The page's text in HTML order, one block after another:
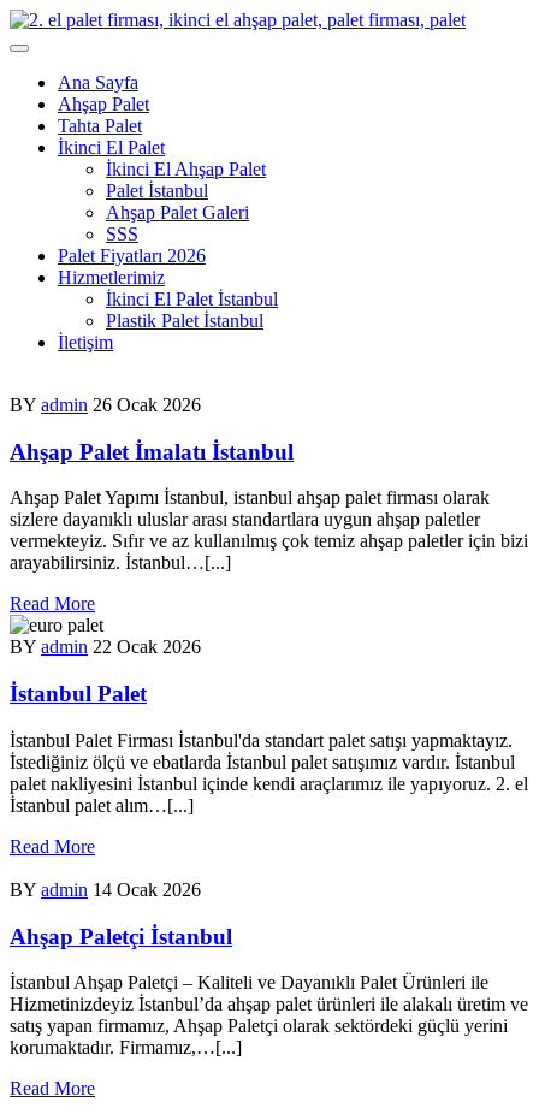
Skip
to
Ana Sayfa
Ahşap Palet
Tahta Palet
İkinci El Palet
İkinci El Ahşap Palet
Palet İstanbul
Ahşap Palet Galeri
SSS
Palet Fiyatları 2026
Hizmetlerimiz
İkinci El Palet İstanbul
Plastik Palet İstanbul
İletişim
BY admin 26 Ocak 2026
Ahşap Palet İmalatı İstanbul
Ahşap Palet Yapımı İstanbul, istanbul ahşap palet firması olarak
sizlere dayanıklı uluslar arası standartlara uygun ahşap paletler
vermekteyiz. Sıfır ve az kullanılmış çok temiz ahşap paletler için bizi
arayabilirsiniz. İstanbul…[...]
Read More
BY admin 22 Ocak 2026
İstanbul Palet
İstanbul Palet Firması İstanbul'da standart palet satışı yapmaktayız.
İstediğiniz ölçü ve ebatlarda İstanbul palet satışımız vardır. İstanbul
palet nakliyesini İstanbul içinde kendi araçlarımız ile yapıyoruz. 2. el
İstanbul palet alım…[...]
Read More
BY admin 14 Ocak 2026
Ahşap Paletçi İstanbul
İstanbul Ahşap Paletçi – Kaliteli ve Dayanıklı Palet Ürünleri ile
Hizmetinizdeyiz İstanbul’da ahşap palet ürünleri ile alakalı üretim ve
satış yapan firmamız, Ahşap Paletçi olarak sektördeki güçlü yerini
korumaktadır. Firmamız,…[...]
Read More